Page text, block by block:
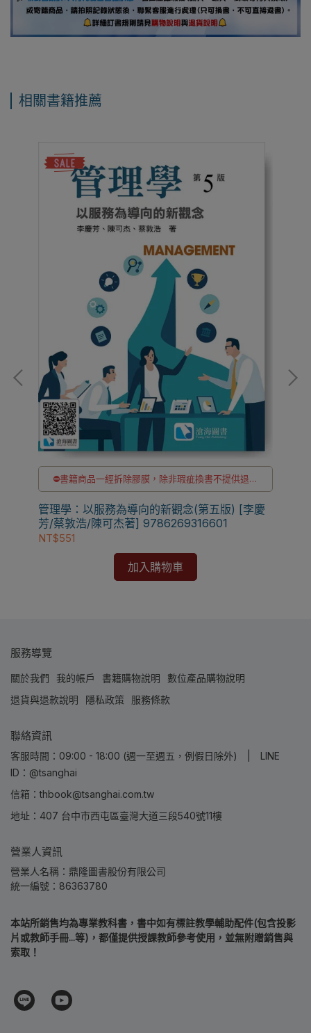
相關書籍推薦
⛔書籍商品一經拆除膠膜，除非瑕疵換書不提供退貨
與退款
✅訂購數量5本以上另有優惠，請洽LINE客服訂購
管理學：以服務為導向的新觀念(第五版) [李慶
芳/蔡敦浩/陳可杰著] 9786269316601
NT$551
加入購物車
服務導覽
關於我們 我的帳戶 書籍購物說明
數位產品購物說明
退貨與退款說明
隱私政策 服務條款
聯絡資訊
客服時間：09:00 - 18:00 (週一至週五，例假日除外) | LINE
ID：@tsanghai
信箱：thbook@tsanghai.com.tw
地址：407 台中市西屯區臺灣大道三段540號11樓
營業人資訊
營業人名稱：鼎隆圖書股份有限公司
統一編號：86363780
本站所銷售均為專業教科書，書中如有標註教學輔助配件(包含投影
片或教師手冊...等)，都僅提供授課教師參考使用，並無附贈銷售與
索取！